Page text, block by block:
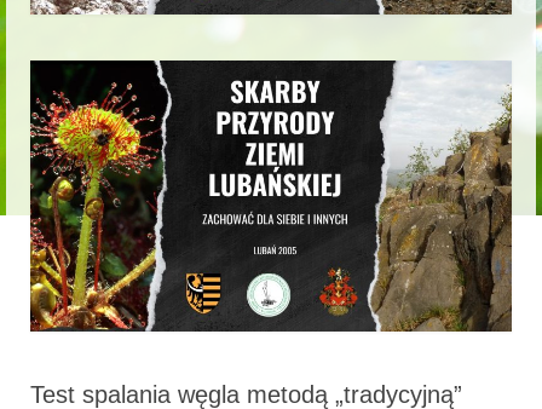
Test spalania węgla metodą „tradycyjną”